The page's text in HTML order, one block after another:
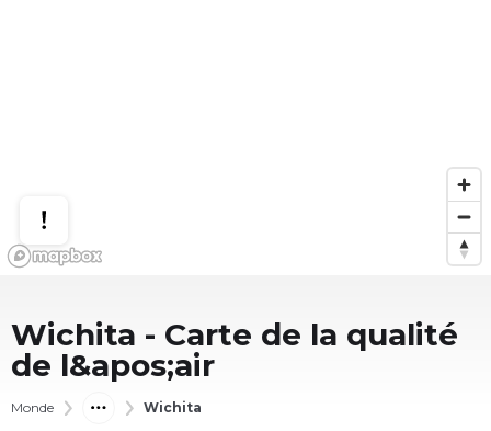
Wichita - Carte de la qualité
de l&apos;air
Monde Wichita